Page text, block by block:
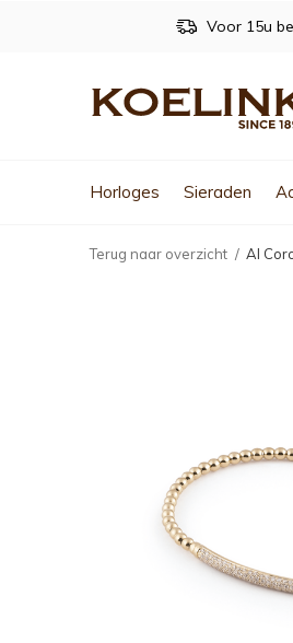
Horloges Sieraden
Voor 15u
Terug naar overzicht Al